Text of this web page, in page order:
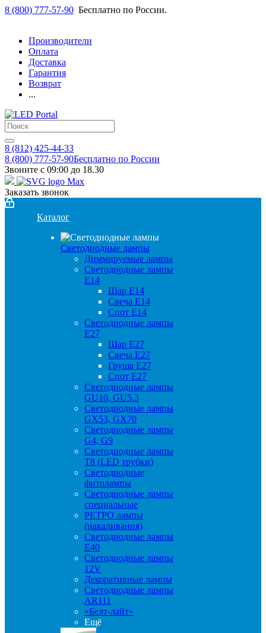
8 (800) 777-57-90 Бесплатно по России.
Производители
Оплата
Доставка
Гарантия
Возврат
...
8 (812) 425-44-33
8 (800) 777-57-90Бесплатно по России
Звоните с 09:00 до 18.30
Заказать звонок
Каталог
Светодиодные лампы
Диммируемые лампы
Светодиодные лампы
Е14
Шар Е14
Свеча Е14
Спот Е14
Светодиодные лампы
Е27
Шар Е27
Свеча Е27
Груша Е27
Спот Е27
Светодиодные лампы
GU10, GU5.3
Светодиодные лампы
GX53, GX70
Светодиодные лампы
G4, G9
Светодиодные лампы
Т8 (LED трубки)
Светодиодные
фитолампы
Светодиодные лампы
специальные
РЕТРО лампы
(накаливания)
Светодиодные лампы
E40
Светодиодные лампы
12V
Декоративные лампы
Светодиодные лампы
AR111
«Белт-лайт»
Ещё